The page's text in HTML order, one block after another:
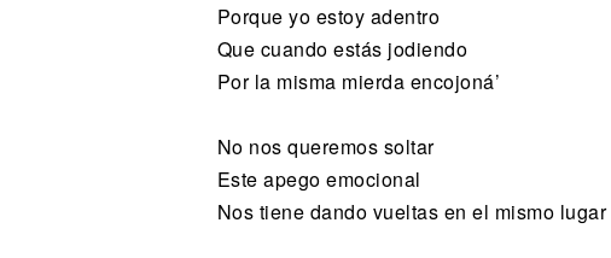
Porque yo estoy adentro
Que cuando estás jodiendo
Por la misma mierda encojoná’
No nos queremos soltar
Este apego emocional
Nos tiene dando vueltas en el mismo lugar